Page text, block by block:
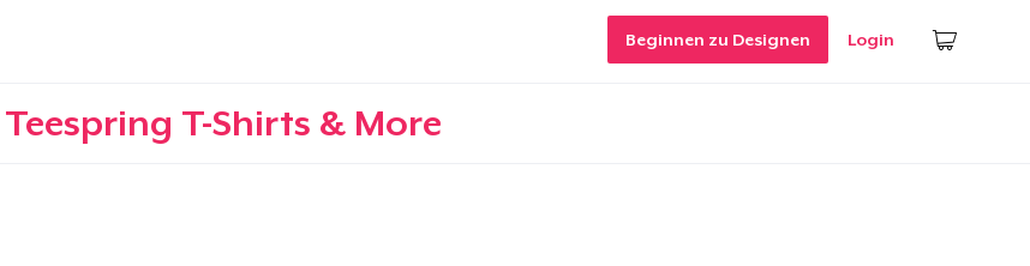
Beginnen zu Designen Login
Teespring T-Shirts & More